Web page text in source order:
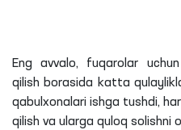
Eng avvalo, fuqarolar
qilish borasida katta
qabulxonalari ishga tushdi,
qilish va ularga quloq solishni